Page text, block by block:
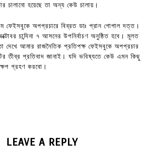
চালানো হয়েছে তা অন্য কেউ চালায়।
ফেইসবুকে অপপ্রচারে বিব্রত ডাঃ প্রান গোপাল দত্ত।
চান্দিনা ৭ আসনের উপনির্বাচণ অনুষ্ঠিত হবে। মূলত
দেখে আমার রাজনৈতিক প্রতিপক্ষ ফেইসবুকে অপপ্রচার
তীব্র প্রতিবাদ জানাই। যদি ভবিষ্যতে কেউ এমন কিছু
গ্রহণ করবো।
LEAVE A REPLY